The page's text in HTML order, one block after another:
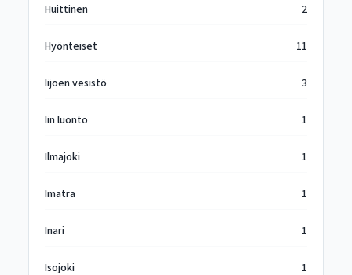
Huittinen 2
Hyönteiset 11
Iijoen vesistö 3
Iin luonto 1
Ilmajoki 1
Imatra 1
Inari 1
Isojoki 1